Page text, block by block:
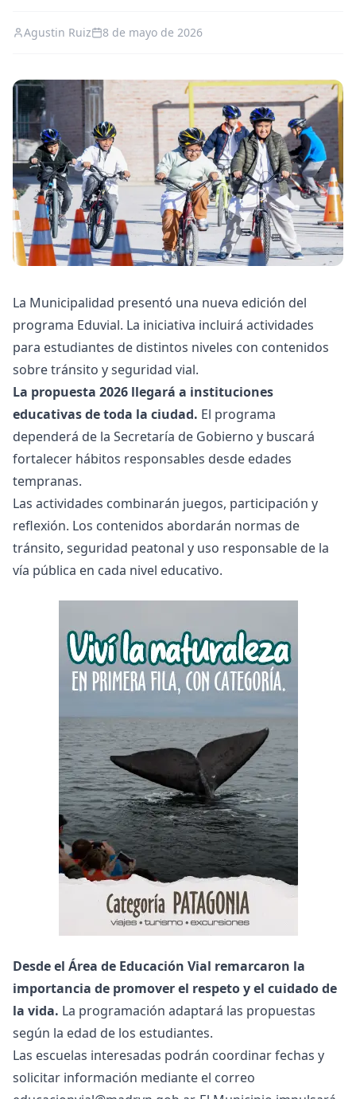
Agustin Ruiz 8 de mayo de 2026
La Municipalidad presentó una nueva edición del
programa Eduvial. La iniciativa incluirá actividades
para estudiantes de distintos niveles con contenidos
sobre tránsito y seguridad vial.
La propuesta 2026 llegará a instituciones
educativas de toda la ciudad. El programa
dependerá de la Secretaría de Gobierno y buscará
fortalecer hábitos responsables desde edades
tempranas.
Las actividades combinarán juegos, participación y
reflexión. Los contenidos abordarán normas de
tránsito, seguridad peatonal y uso responsable de la
vía pública en cada nivel educativo.
Desde el Área de Educación Vial remarcaron la
importancia de promover el respeto y el cuidado de
la vida. La programación adaptará las propuestas
según la edad de los estudiantes.
Las escuelas interesadas podrán coordinar fechas y
solicitar información mediante el correo